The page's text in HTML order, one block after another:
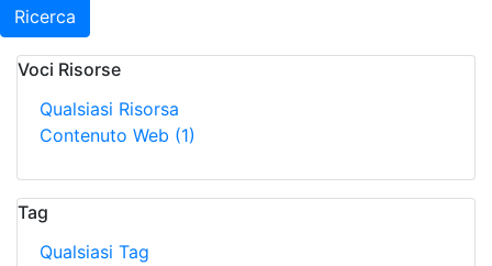
Ricerca
Voci Risorse
Qualsiasi Risorsa
Contenuto Web (1)
Tag
Qualsiasi Tag